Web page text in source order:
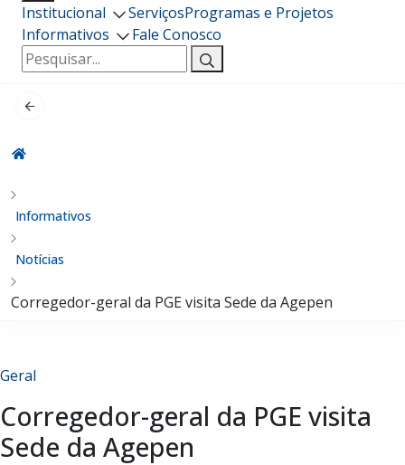
Institucional ServiçosProgramas e Projetos
Informativos
Fale Conosco
Pesquisar
por:
Informativos
Notícias
Corregedor-geral da PGE visita Sede da Agepen
Geral
Corregedor-geral da PGE visita
Sede da Agepen